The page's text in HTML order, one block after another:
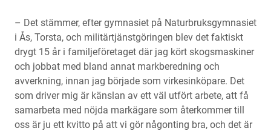
– Det stämmer, efter gymnasiet på Naturbruksgymnasiet
i Ås, Torsta, och militärtjänstgöringen blev det faktiskt
drygt 15 år i familjeföretaget där jag kört skogsmaskiner
och jobbat med bland annat markberedning och
avverkning, innan jag började som virkesinköpare. Det
som driver mig är känslan av ett väl utfört arbete, att få
samarbeta med nöjda markägare som återkommer till
oss är ju ett kvitto på att vi gör någonting bra, och det är